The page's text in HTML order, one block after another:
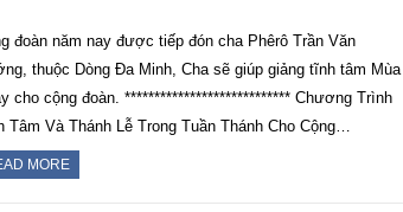
đoàn năm nay được tiếp đón cha Phêrô Trần Văn
thuộc Dòng Đa Minh, Cha sẽ giúp giảng tĩnh tâm Mùa
cho cộng đoàn. **************************** Chương Trình
Tâm Và Thánh Lễ Trong Tuần Thánh Cho Cộng…
MORE